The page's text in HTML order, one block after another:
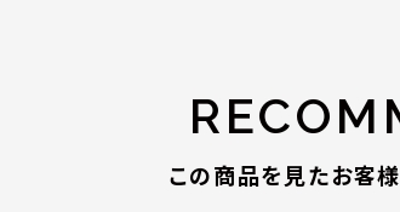
この商品を見たお客